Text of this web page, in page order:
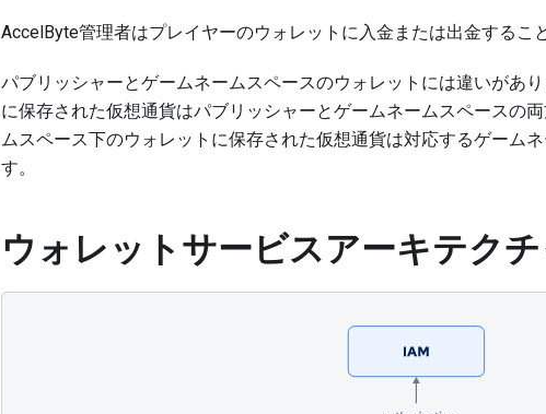
AccelByte管理者はプレイヤーのウォレットに入金または出金するこ
パブリッシャーとゲームネームスペースのウォレットには違いがあ
に保存された仮想通貨はパブリッシャーとゲームネームスペースの
ムスペース下のウォレットに保存された仮想通貨は対応するゲーム
す。
ウォレットサービスアーキテク